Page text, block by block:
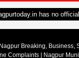
has no
Breaking,
Complaints| Nagpur